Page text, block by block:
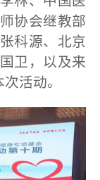
协会继教部
科源、北京
卫，以及来
活动。